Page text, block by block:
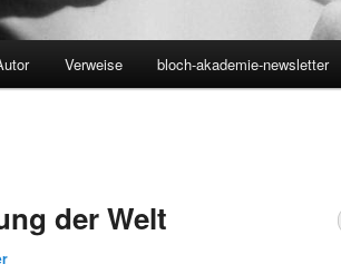
Verweise bloch-akademie-newsletter
der Welt